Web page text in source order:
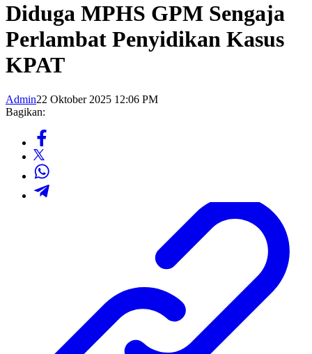
Diduga MPHS GPM Sengaja
Perlambat Penyidikan Kasus
KPAT
Admin22 Oktober 2025 12:06 PM
Bagikan: